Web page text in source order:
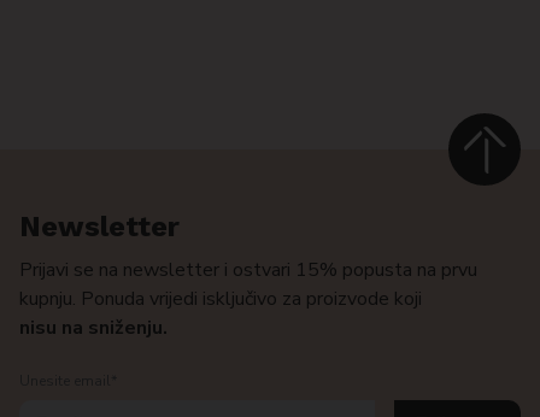
Newsletter
Prijavi se na newsletter i ostvari 15% popusta na prvu
kupnju. Ponuda vrijedi isključivo za proizvode koji
nisu na sniženju.